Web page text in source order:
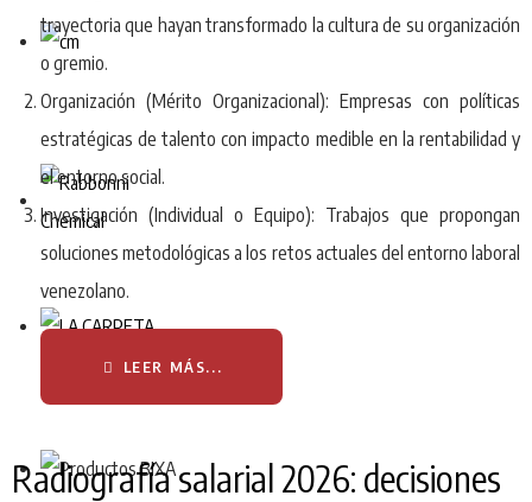
trayectoria que hayan transformado la cultura de su organización
o gremio.
Organización (Mérito Organizacional): Empresas con políticas
estratégicas de talento con impacto medible en la rentabilidad y
el entorno social.
Investigación (Individual o Equipo): Trabajos que propongan
soluciones metodológicas a los retos actuales del entorno laboral
venezolano.
LEER MÁS...
Radiografía salarial 2026: decisiones